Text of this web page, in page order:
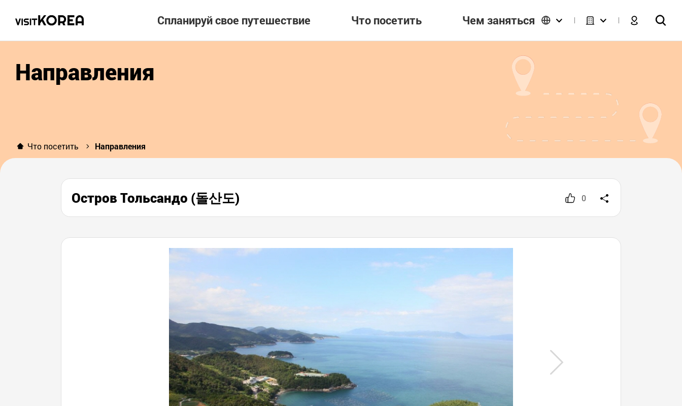
Спланируй свое путешествие Что посетить Чем заняться
Направления
Что посетить Направления
Остров Тольсандо (돌산도) 0